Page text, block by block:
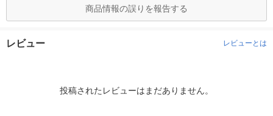
商品情報の誤りを報告する
レビュー レビューとは
投稿されたレビューはまだありません。